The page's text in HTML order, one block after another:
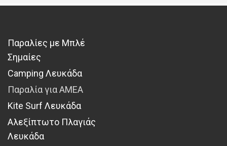
Παραλίες με Μπλέ
Σημαίες
Camping Λευκάδα
Παραλία για ΑΜΕΑ
Kite Surf Λευκάδα
Αλεξίπτωτο Πλαγιάς
Λευκάδα